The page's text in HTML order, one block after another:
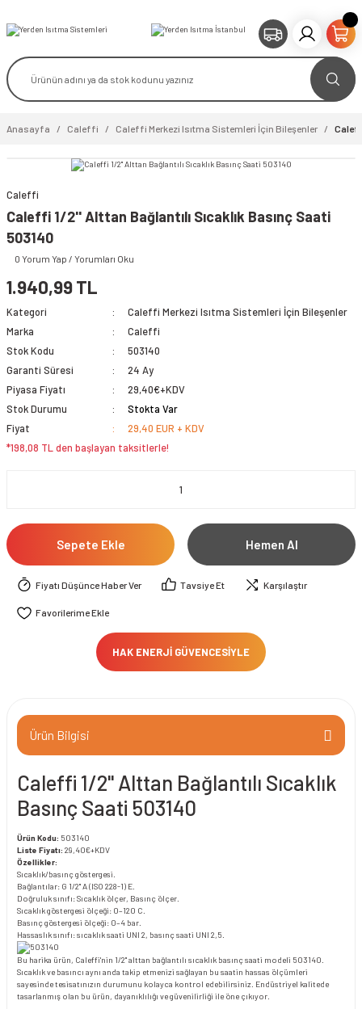
Anasayfa Caleffi Caleffi Merkezi Isıtma Sistemleri İçin Bileşenler
Caleffi
Caleffi 1/2'' Alttan Bağlantılı Sıcaklık Basınç Saati
503140
0 Yorum Yap / Yorumları Oku
1.940,99 TL
Kategori
Caleffi Merkezi Isıtma Sistemleri İçin Bileşenler
Marka
Caleffi
Stok Kodu
503140
Garanti Süresi
24 Ay
Piyasa Fiyatı
29,40€+KDV
Stok Durumu
Stokta Var
Fiyat
29,40 EUR + KDV
*198,08 TL den başlayan taksitlerle!
Sepete Ekle Hemen Al
Fiyatı Düşünce Haber Ver Tavsiye Et Karşılaştır
HAK ENERJİ GÜVENCESİYLE
Ürün Bilgisi
Caleffi 1/2" Alttan Bağlantılı Sıcaklık
Basınç Saati 503140
Ürün Kodu: 503140
Liste Fiyatı: 29,40€+KDV
Özellikler:
Sıcaklık/basınç göstergesi.
Bağlantılar: G 1/2" A (ISO 228-1) E.
Doğruluk sınıfı: Sıcaklık ölçer, Basınç ölçer.
Sıcaklık göstergesi ölçeği: 0–120 C.
Basınç göstergesi ölçeği: 0–4 bar.
Hassaslık sınıfı: sıcaklık saati UNI 2, basınç saati UNI 2,5.
Bu harika ürün, Caleffi'nin 1/2" alttan bağlantılı sıcaklık basınç saati modeli 503140.
Sıcaklık ve basıncı aynı anda takip etmenizi sağlayan bu saatin hassas ölçümleri
sayesinde tesisatınızın durumunu kolayca kontrol edebilirsiniz. Endüstriyel kalitede
tasarlanmış olan bu ürün, dayanıklılığı ve güvenilirliği ile öne çıkıyor.